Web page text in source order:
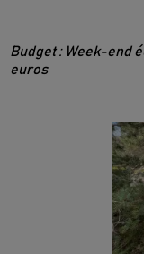
Budget : Week-end
euros